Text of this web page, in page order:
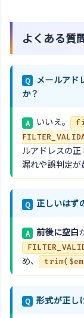
よくある質
Q
メールアド
か？
A いいえ。
ルアドレスの
漏れや誤判定が
Q 正しいはず
A 前後に空白
め、
Q 形式が正し